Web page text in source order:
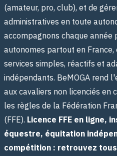
(amateur, pro, club), et de
administratives en toute
accompagnons chaque
autonomes partout en
services simples, réactifs et
indépendants. BeMOGA rend
aux cavaliers non licenciés en
les règles de la Fédération
(FFE). Licence FFE en ligne,
équestre, équitation
compétition : retrouvez